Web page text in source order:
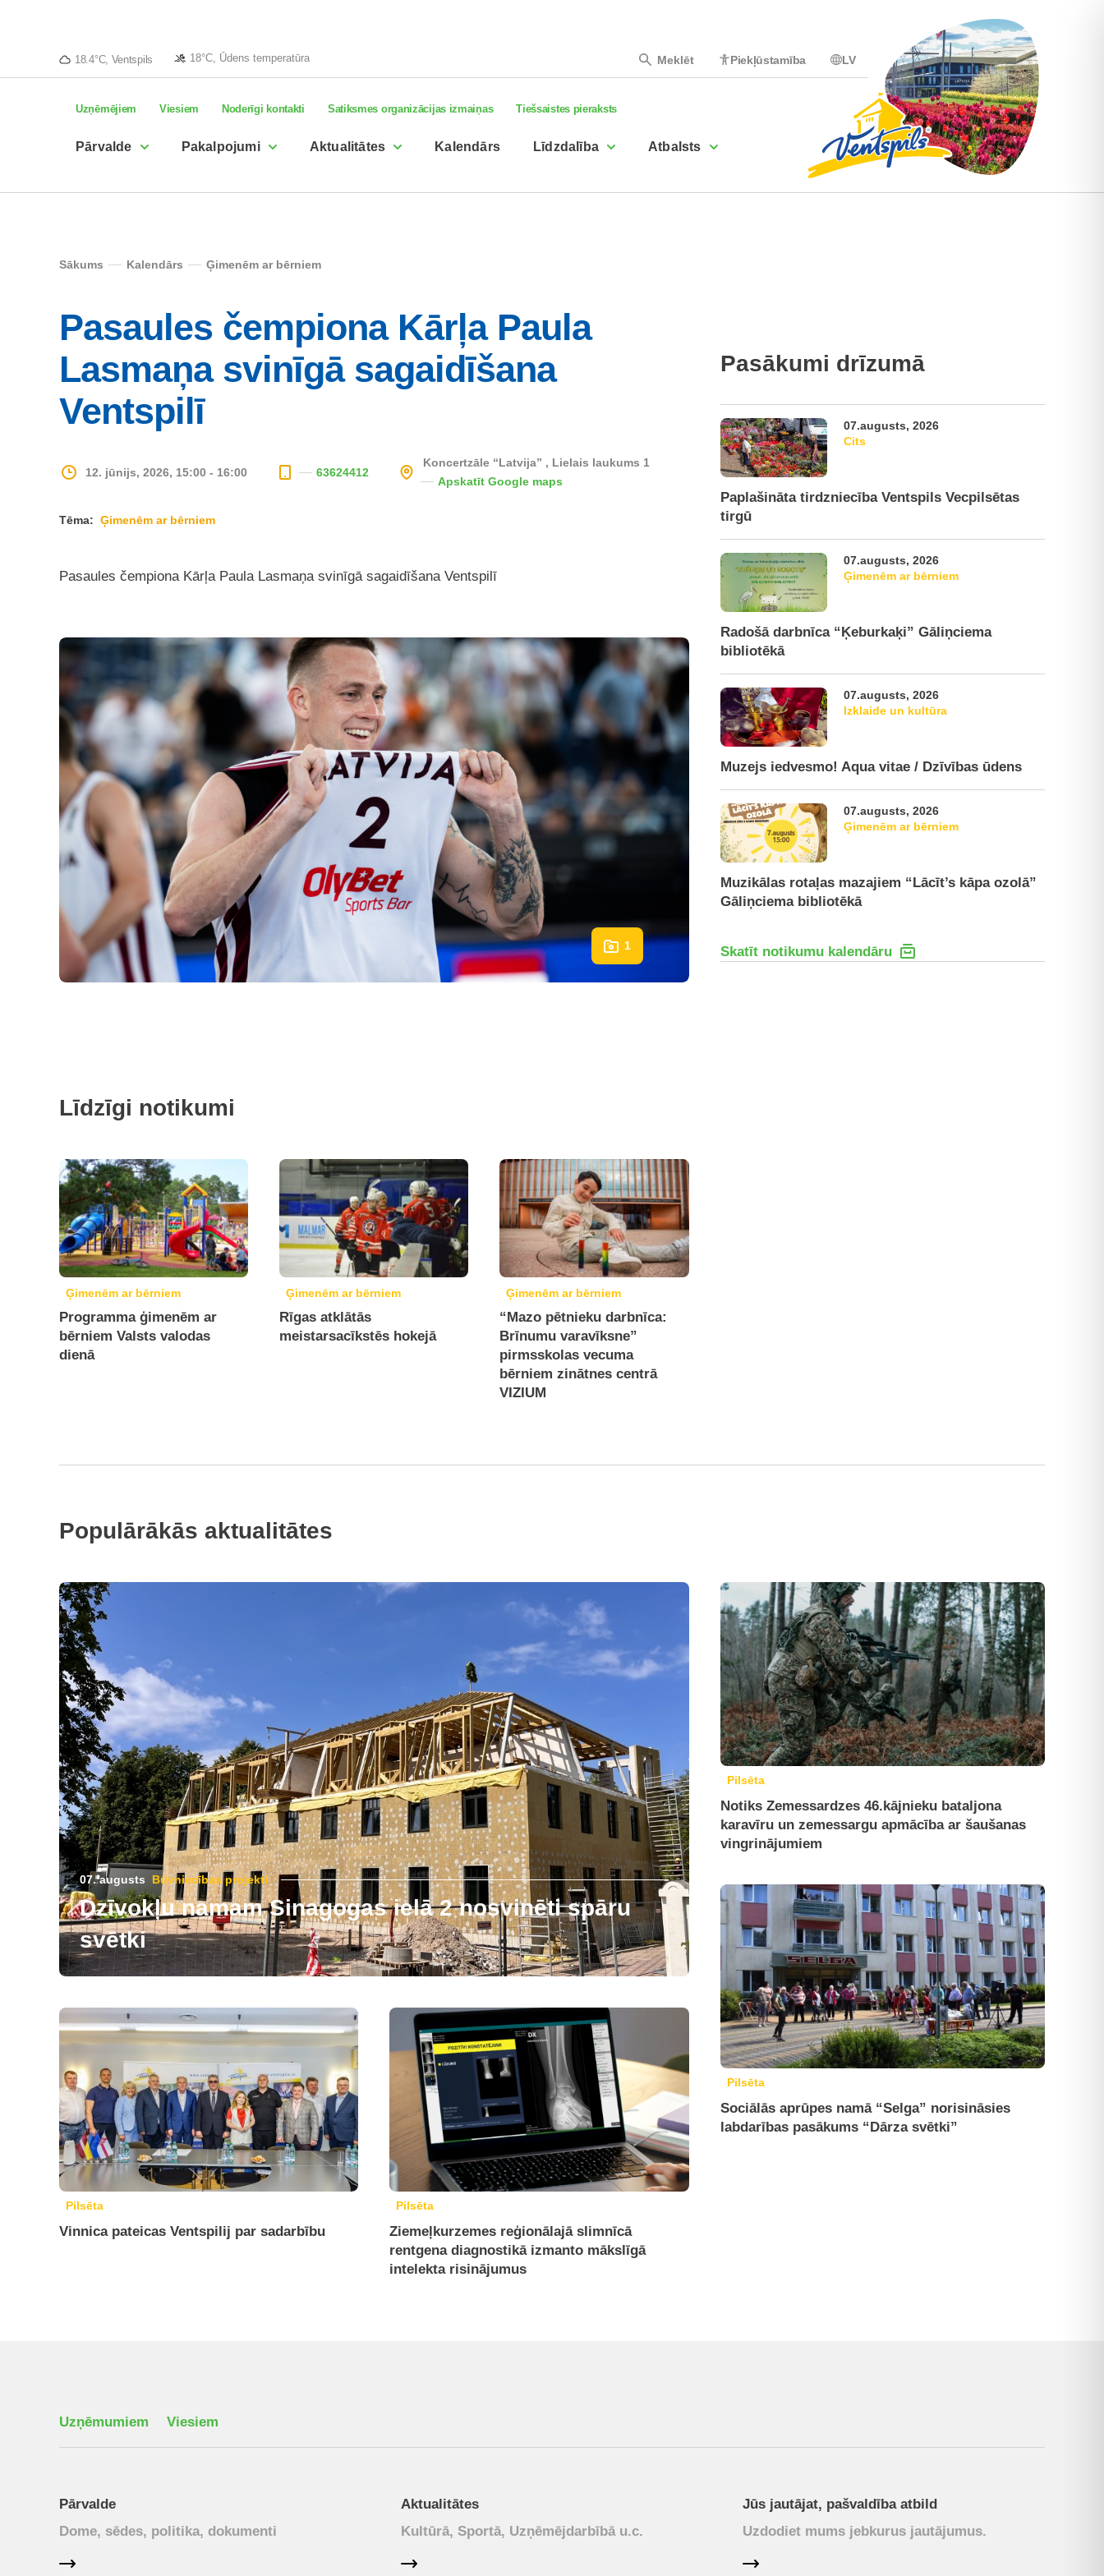
18.4°C, Ventspils 18°C, Ūdens temperatūra Meklēt Piekļūstamība LV
Uzņēmējiem Viesiem Noderīgi kontakti Satiksmes organizācijas izmaiņas Tiešsaistes pieraksts
Pārvalde Pakalpojumi Aktualitātes Kalendārs Līdzdalība Atbalsts
Sākums Kalendārs Ģimenēm ar bērniem
Pasaules čempiona Kārļa Paula
Lasmaņa svinīgā sagaidīšana
Ventspilī
12. jūnijs, 2026, 15:00 - 16:00 63624412
Koncertzāle “Latvija” , Lielais laukums 1
Apskatīt Google maps
Tēma: Ģimenēm ar bērniem
Pasaules čempiona Kārļa Paula Lasmaņa svinīgā sagaidīšana Ventspilī
1
Līdzīgi notikumi
Ģimenēm ar bērniem
Programma ģimenēm ar
bērniem Valsts valodas
dienā
Ģimenēm ar bērniem
Rīgas atklātās
meistarsacīkstēs hokejā
Ģimenēm ar bērniem
“Mazo pētnieku darbnīca:
Brīnumu varavīksne”
pirmsskolas vecuma
bērniem zinātnes centrā
VIZIUM
Pasākumi drīzumā
07.augusts, 2026
Cits
Paplašināta tirdzniecība Ventspils Vecpilsētas
tirgū
07.augusts, 2026
Ģimenēm ar bērniem
Radošā darbnīca “Ķeburkaķi” Gāliņciema
bibliotēkā
07.augusts, 2026
Izklaide un kultūra
Muzejs iedvesmo! Aqua vitae / Dzīvības ūdens
07.augusts, 2026
Ģimenēm ar bērniem
Muzikālas rotaļas mazajiem “Lācīt’s kāpa ozolā”
Gāliņciema bibliotēkā
Skatīt notikumu kalendāru
Populārākās aktualitātes
07. augusts Būvniecības projekti
Dzīvokļu namam Sinagogas ielā 2 nosvinēti spāru
svētki
Pilsēta
Vinnica pateicas Ventspilij par sadarbību
Pilsēta
Ziemeļkurzemes reģionālajā slimnīcā
rentgena diagnostikā izmanto mākslīgā
intelekta risinājumus
Pilsēta
Notiks Zemessardzes 46.kājnieku bataljona
karavīru un zemessargu apmācība ar šaušanas
vingrinājumiem
Pilsēta
Sociālās aprūpes namā “Selga” norisināsies
labdarības pasākums “Dārza svētki”
Uzņēmumiem Viesiem
Pārvalde
Dome, sēdes, politika, dokumenti
Aktualitātes
Kultūrā, Sportā, Uzņēmējdarbībā u.c.
Jūs jautājat, pašvaldība atbild
Uzdodiet mums jebkurus jautājumus.